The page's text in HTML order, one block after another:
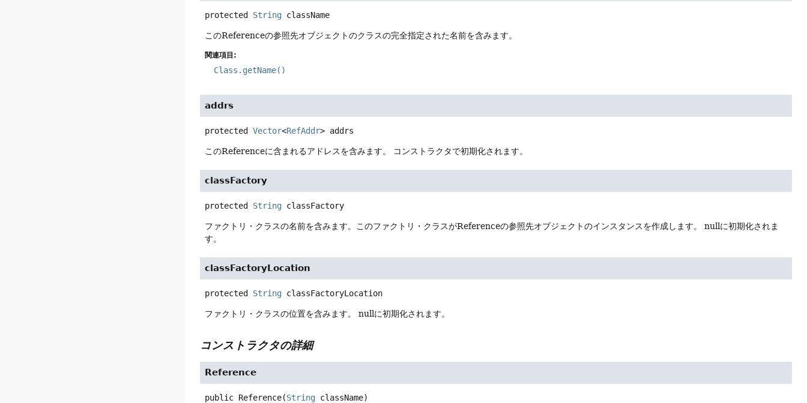
protected String className
このReferenceの参照先オブジェクトのクラスの完全指定された名前を含みます。
関連項目:
Class.getName()
addrs
protected Vector<RefAddr> addrs
このReferenceに含まれるアドレスを含みます。 コンストラクタで初期化されます。
classFactory
protected String classFactory
ファクトリ・クラスの名前を含みます。このファクトリ・クラスがReferenceの参照先オブジェクトのインスタンスを作成します。
nullに初期化されま
す。
classFactoryLocation
protected String classFactoryLocation
ファクトリ・クラスの位置を含みます。 nullに初期化されます。
コンストラクタの詳細
Reference
public Reference(String className)